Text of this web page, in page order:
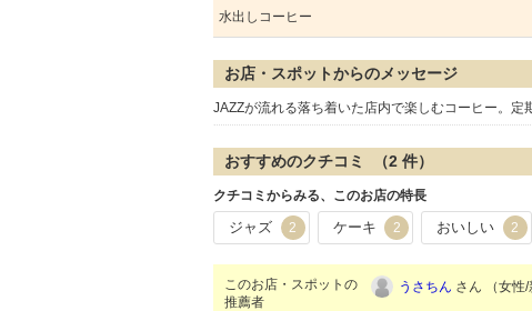
水出しコーヒー
お店・スポットからのメッセージ
JAZZが流れる落ち着いた店内で楽しむコーヒー。定
おすすめのクチコミ （2 件）
クチコミからみる、このお店の特長
ジャズ 2 ケーキ 2 おいしい 2
このお店・スポットの
推薦者
うさちん さん （女性/